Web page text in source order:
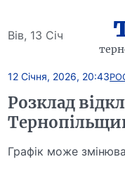
Вів, 13 Січ
12 Січня, 2026, 20:43
Розклад
Графік може